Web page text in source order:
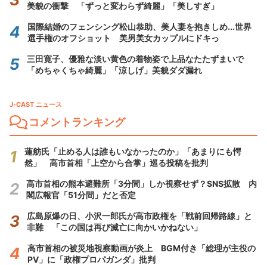
美貌の衝撃 「ずっと変わらず綺麗」「美しすぎ」
国際結婚のフェンシング松山恭助、美人妻を抱きしめ...世界
選手権のオフショット 美男美女カップルにドキっ
三田寛子、優雅な淡い黄色の着物姿で上品なたたずまいで
「めちゃくちゃ綺麗」「涼しげ」美貌ダダ漏れ
J-CAST ニュース
コメントランキング
蓮舫氏「止める人は誰もいなかったのか」「あまりにも愕
然」 高市首相「上空から合掌」巡る投稿を批判
高市首相の熊本避難所「3分間」しか視察せず？SNS拡散 内
閣広報官「51分間」だと否定
広島原爆の日、小沢一郎氏が高市政権を「戦前回帰路線」と
非難 「この国は再び滅亡に向かいかねない」
高市首相の被災地視察動画が炎上 BGM付き「総理が主役の
PV」に「政権プロパガンダ」批判